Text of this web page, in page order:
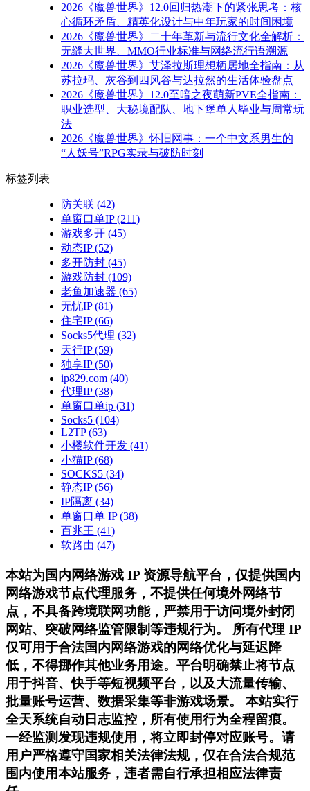
2026《魔兽世界》12.0回归热潮下的紧张思考：核
心循环矛盾、精英化设计与中年玩家的时间困境
2026《魔兽世界》二十年革新与流行文化全解析：
无缝大世界、MMO行业标准与网络流行语溯源
2026《魔兽世界》艾泽拉斯理想栖居地全指南：从
苏拉玛、灰谷到四风谷与达拉然的生活体验盘点
2026《魔兽世界》12.0至暗之夜萌新PVE全指南：
职业选型、大秘境配队、地下堡单人毕业与周常玩
法
2026《魔兽世界》怀旧网事：一个中文系男生的
“人妖号”RPG实录与破防时刻
标签列表
防关联 (42)
单窗口单IP(211)
游戏多开 (45)
动态IP(52)
多开防封 (45)
游戏防封 (109)
老鱼加速器 (65)
无忧IP(81)
住宅IP(66)
Socks5代理 (32)
天行IP(59)
独享IP(50)
ip829.com (40)
代理IP(38)
单窗口单ip (31)
Socks5 (104)
L2TP(63)
小楼软件开发 (41)
小猫IP(68)
SOCKS5 (34)
静态IP(56)
IP隔离 (34)
单窗口单 IP(38)
百兆王 (41)
软路由 (47)
本站为国内网络游戏 IP 资源导航平台，仅提供国内
网络游戏节点代理服务，不提供任何境外网络节
点，不具备跨境联网功能，严禁用于访问境外封闭
网站、突破网络监管限制等违规行为。 所有代理 IP
仅可用于合法国内网络游戏的网络优化与延迟降
低，不得挪作其他业务用途。平台明确禁止将节点
用于抖音、快手等短视频平台，以及大流量传输、
批量账号运营、数据采集等非游戏场景。 本站实行
全天系统自动日志监控，所有使用行为全程留痕。
一经监测发现违规使用，将立即封停对应账号。请
用户严格遵守国家相关法律法规，仅在合法合规范
围内使用本站服务，违者需自行承担相应法律责